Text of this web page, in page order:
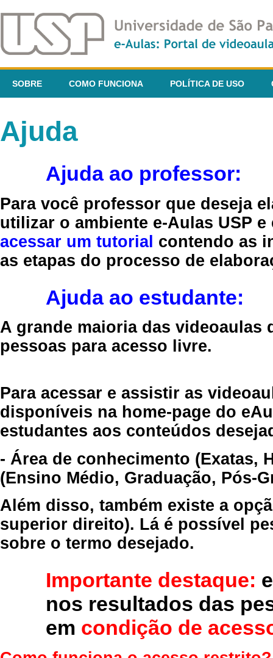
SOBRE COMO FUNCIONA POLÍTICA DE USO
Ajuda
Ajuda ao professor:
Para você professor que deseja
utilizar o ambiente e-Aulas USP
acessar um tutorial contendo as
as etapas do processo de
Ajuda ao estudante:
A grande maioria das videoaulas
pessoas para acesso livre.
Para acessar e assistir as
disponíveis na home-page do
estudantes aos conteúdos
- Área de conhecimento (Exatas,
(Ensino Médio, Graduação, Pós-
Além disso, também existe a
superior direito). Lá é possível
sobre o termo desejado.
Importante destaque:
nos resultados das
em condição de